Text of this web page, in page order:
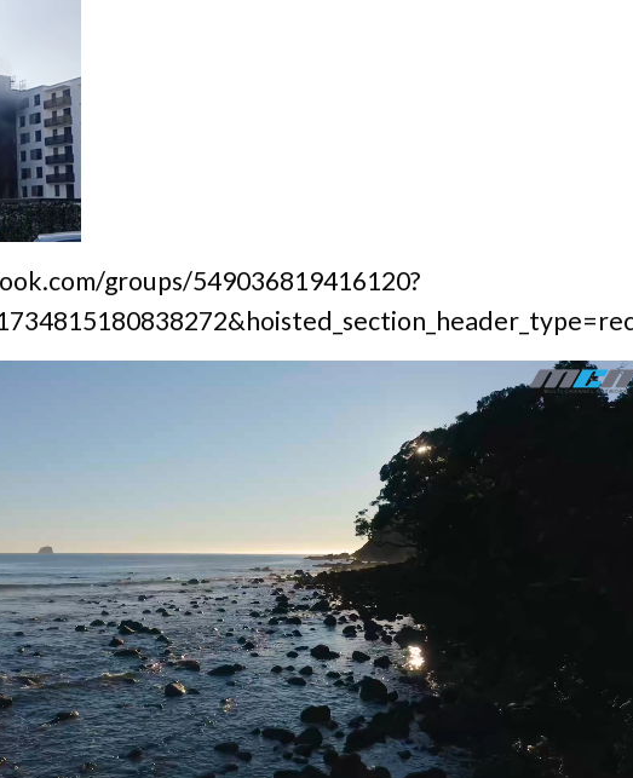
groups/549036819416120?